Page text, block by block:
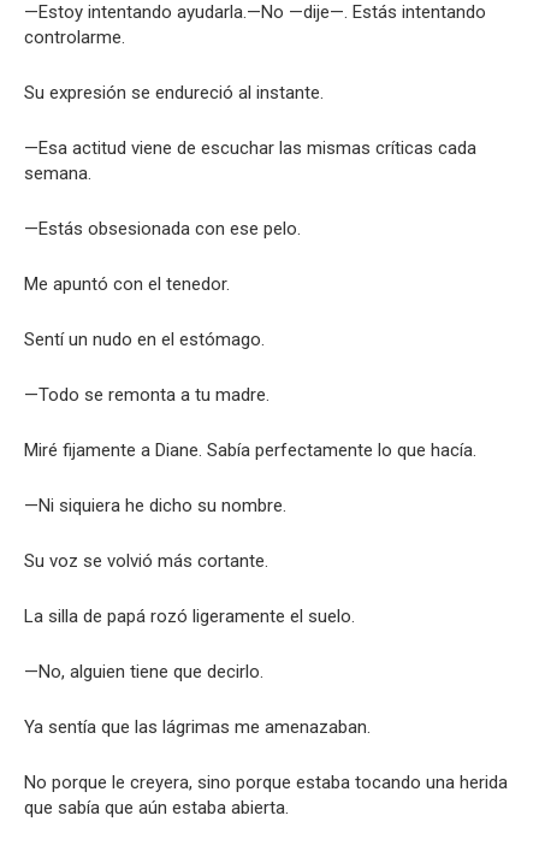
—Estoy intentando ayudarla.—No —dije—. Estás intentando
controlarme.
Su expresión se endureció al instante.
—Esa actitud viene de escuchar las mismas críticas cada
semana.
—Estás obsesionada con ese pelo.
Me apuntó con el tenedor.
Sentí un nudo en el estómago.
—Todo se remonta a tu madre.
Miré fijamente a Diane. Sabía perfectamente lo que hacía.
—Ni siquiera he dicho su nombre.
Su voz se volvió más cortante.
La silla de papá rozó ligeramente el suelo.
—No, alguien tiene que decirlo.
Ya sentía que las lágrimas me amenazaban.
No porque le creyera, sino porque estaba tocando una herida
que sabía que aún estaba abierta.